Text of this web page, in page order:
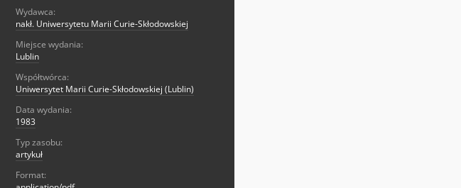
Wydawca:
nakł. Uniwersytetu Marii Curie-Skłodowskiej
Miejsce wydania:
Lublin
Współtwórca:
Uniwersytet Marii Curie-Skłodowskiej (Lublin)
Data wydania:
1983
Typ zasobu:
artykuł
Format: